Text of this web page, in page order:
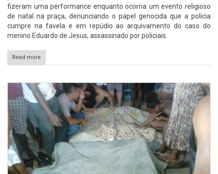
fizeram uma performance enquanto ocorria um evento religioso
de natal na praça, denunciando o papel genocida que a polícia
cumpre na favela e em repúdio ao arquivamento do caso do
menino Eduardo de Jesus, assassinado por policiais.
Read more